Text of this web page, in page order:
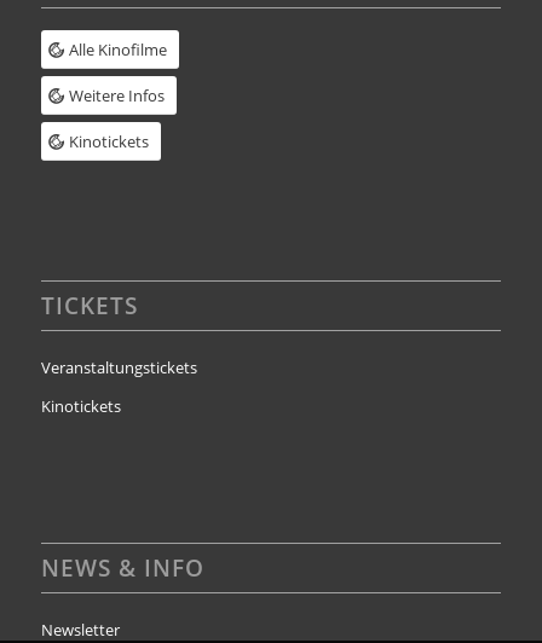
Alle Kinofilme
Weitere Infos
Kinotickets
TICKETS
Veranstaltungstickets
Kinotickets
NEWS & INFO
Newsletter